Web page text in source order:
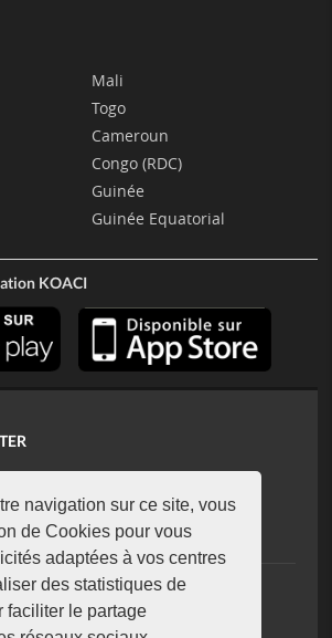
navigation sur ce site, vous
de Cookies pour vous
adaptées à vos centres
des statistiques de
faciliter le partage
Mali
Togo
Cameroun
Congo (RDC)
Guinée
Guinée Equatorial
KOACI
52 93
notre newsletter